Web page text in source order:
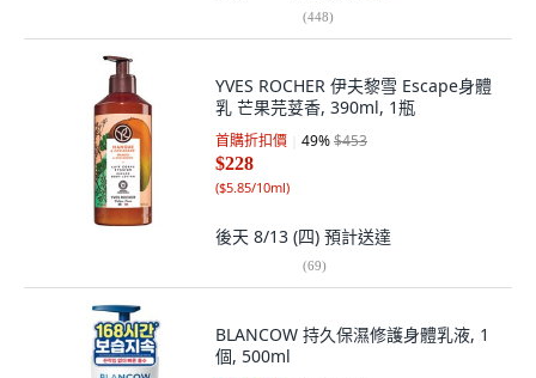
(448)
YVES ROCHER 伊夫黎雪 Escape身體
乳 芒果芫荽香, 390ml, 1瓶
首購折扣價 49%$453
$228
($5.85/10ml)
後天 8/13 (四) 預計送達
(69)
BLANCOW 持久保濕修護身體乳液, 1
個, 500ml